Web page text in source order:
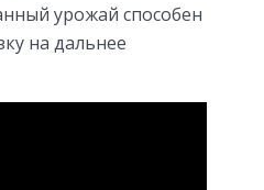
урожай способен
на дальнее